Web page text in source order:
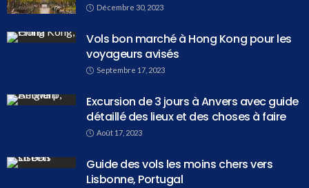
Décembre 30, 2023
Vols bon marché à Hong Kong pour les
voyageurs avisés
Septembre 17, 2023
Excursion de 3 jours à Anvers avec guide
détaillé des lieux et des choses à faire
Août 17, 2023
Guide des vols les moins chers vers
Lisbonne, Portugal